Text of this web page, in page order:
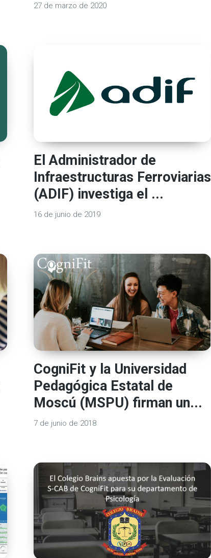
27 de marzo de 2020
El Administrador de
Infraestructuras Ferroviarias
(ADIF) investiga el ...
16 de junio de 2019
CogniFit y la Universidad
Pedagógica Estatal de
Moscú (MSPU) firman un...
7 de junio de 2018